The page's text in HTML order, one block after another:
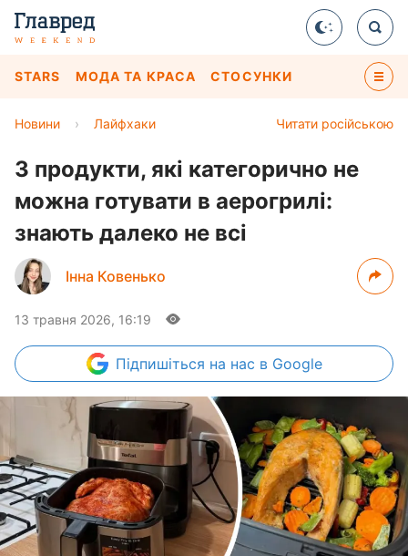
STARS МОДА ТА КРАСА СТОСУНКИ
Читати російською
Новини › Лайфхаки
3 продукти, які категорично не
можна готувати в аерогрилі:
знають далеко не всі
Інна Ковенько
13 травня 2026, 16:19
Підпишіться на нас в Google